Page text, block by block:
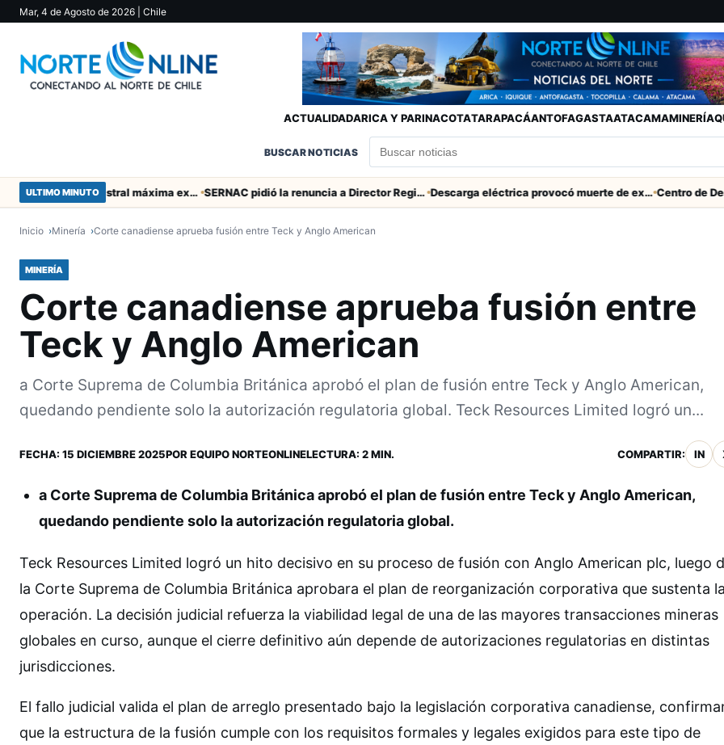
Mar, 4 de Agosto de 2026 | Chile
ACTUALIDADARICA Y PARINACOTATARAPACÁANTOFAGASTAATACAMAMINERÍA
BUSCAR NOTICIAS
ULTIMO MINUTO Murió tacneña Charito Mistral máxima exponente de la música criolla durante 50 años SERNAC pidió la renuncia a Director Regional (s) de Arica por contratar solo a militantes del Gobierno Descarga eléctrica provocó muerte de extranjero que robaba cables en Cerro Chuño
Inicio Minería Corte canadiense aprueba fusión entre Teck y Anglo American
MINERÍA
Corte canadiense aprueba fusión entre
Teck y Anglo American
a Corte Suprema de Columbia Británica aprobó el plan de fusión entre Teck y Anglo American,
quedando pendiente solo la autorización regulatoria global. Teck Resources Limited logró un...
FECHA: 15 DICIEMBRE 2025POR EQUIPO NORTEONLINELECTURA: 2 MIN. COMPARTIR: IN
a Corte Suprema de Columbia Británica aprobó el plan de fusión entre Teck y Anglo American,
quedando pendiente solo la autorización regulatoria global.
Teck Resources Limited logró un hito decisivo en su proceso de fusión con Anglo American plc, luego
la Corte Suprema de Columbia Británica aprobara el plan de reorganización corporativa que sustenta
operación. La decisión judicial refuerza la viabilidad legal de una de las mayores transacciones mineras
globales en curso, aunque el cierre definitivo aún depende de autorizaciones regulatorias en distintas
jurisdicciones.
El fallo judicial valida el plan de arreglo presentado bajo la legislación corporativa canadiense,
que la estructura de la fusión cumple con los requisitos formales y legales exigidos para este tipo de